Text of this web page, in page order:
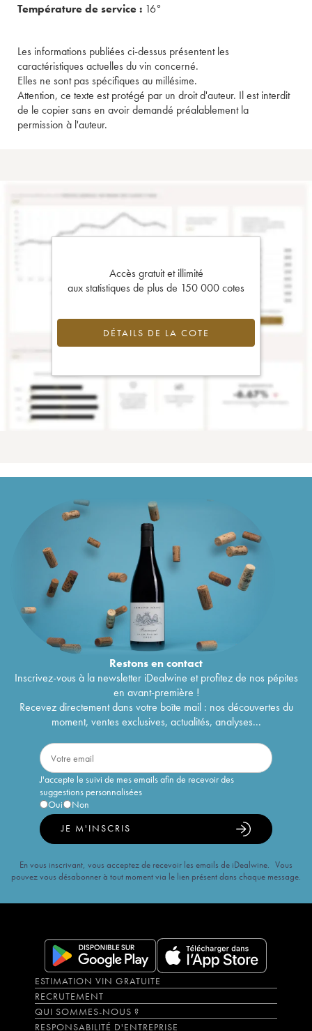
Température de service : 16°
Les informations publiées ci-dessus présentent les
caractéristiques actuelles du vin concerné.
Elles ne sont pas spécifiques au millésime.
Attention, ce texte est protégé par un droit d'auteur. Il est interdit
de le copier sans en avoir demandé préalablement la
permission à l'auteur.
Accès gratuit et illimité
aux statistiques de plus de 150 000 cotes
DÉTAILS DE LA COTE
Restons encontact
Inscrivez-vous à la newsletter iDealwine et profitez de nos pépites
en avant-première !
Recevez directement dans votre boîte mail : nos découvertes du
moment, ventes exclusives, actualités, analyses...
J'accepte le suivi de mes emails afin de recevoir des
suggestions personnalisées
Oui
Non
JE M'INSCRIS
En vous inscrivant, vous acceptez de recevoir les emails de iDealwine. Vous
pouvez vous désabonner à tout moment via le lien présent dans chaque message.
ESTIMATION VIN GRATUITE
RECRUTEMENT
QUI SOMMES-NOUS ?
RESPONSABILITÉ D'ENTREPRISE